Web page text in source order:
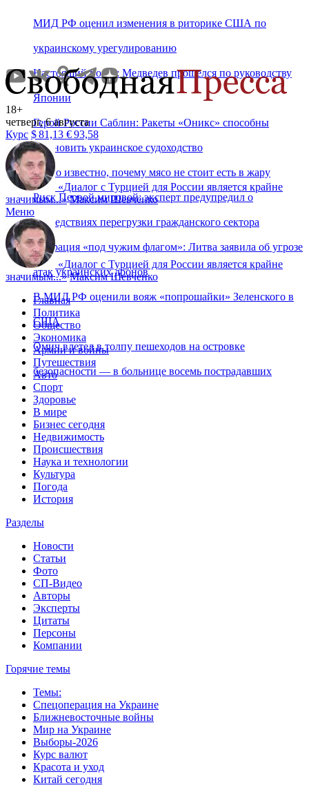
МИД РФ оценил изменения в риторике США по
украинскому урегулированию
Настоящий позор: Медведев прошелся по руководству
Японии
Герой России Саблин: Ракеты «Оникс» способны
остановить украинское судоходство
Стало известно, почему мясо не стоит есть в жару
Риск Первой мировой: эксперт предупредил о
последствиях перегрузки гражданского сектора
Операция «под чужим флагом»: Литва заявила об угрозе
атак украинских дронов
В МИД РФ оценили вояж «попрошайки» Зеленского в
США
Омич влетел в толпу пешеходов на островке
безопасности — в больнице восемь пострадавших
18+
четверг, 6 августа
Курс $81,13 €93,58
«Диалог с Турцией для России является крайне
значимым...» Максим Шевченко
Меню
«Диалог с Турцией для России является крайне
значимым...» Максим Шевченко
Главная
Политика
Общество
Экономика
Армии и войны
Путешествия
Авто
Спорт
Здоровье
В мире
Бизнес сегодня
Недвижимость
Происшествия
Наука и технологии
Культура
Погода
История
Разделы
Новости
Статьи
Фото
СП-Видео
Авторы
Эксперты
Цитаты
Персоны
Компании
Горячие темы
Темы:
Спецоперация на Украине
Ближневосточные войны
Мир на Украине
Выборы-2026
Курс валют
Красота и уход
Китай сегодня